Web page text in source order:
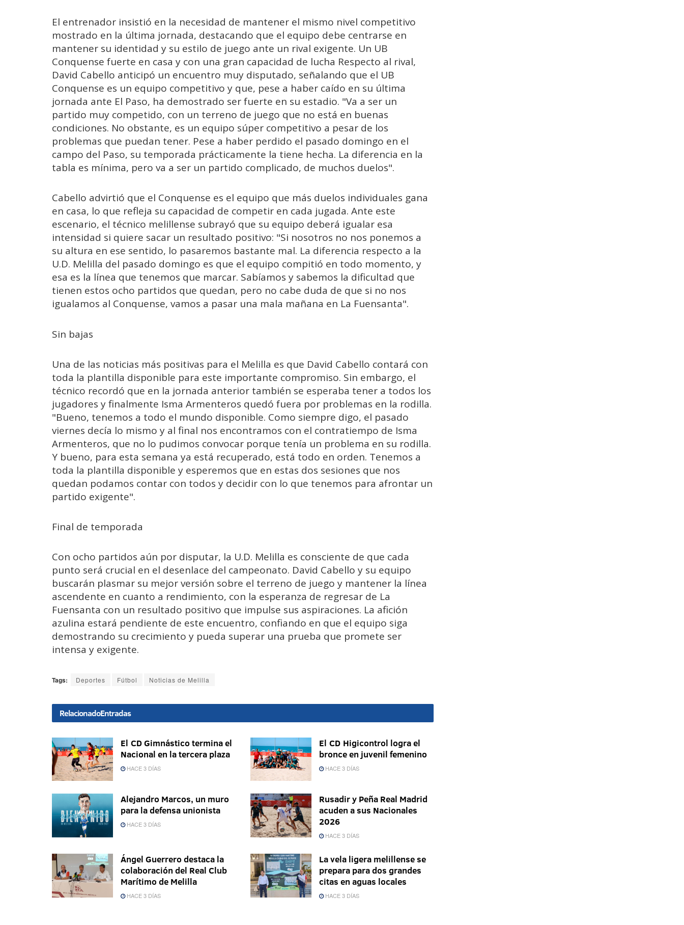
El entrenador insistió en la necesidad de mantener el mismo nivel competitivo
mostrado en la última jornada, destacando que el equipo debe centrarse en
mantener su identidad y su estilo de juego ante un rival exigente. Un UB
Conquense fuerte en casa y con una gran capacidad de lucha Respecto al rival,
David Cabello anticipó un encuentro muy disputado, señalando que el UB
Conquense es un equipo competitivo y que, pese a haber caído en su última
jornada ante El Paso, ha demostrado ser fuerte en su estadio. "Va a ser un
partido muy competido, con un terreno de juego que no está en buenas
condiciones. No obstante, es un equipo súper competitivo a pesar de los
problemas que puedan tener. Pese a haber perdido el pasado domingo en el
campo del Paso, su temporada prácticamente la tiene hecha. La diferencia en la
tabla es mínima, pero va a ser un partido complicado, de muchos duelos".
Cabello advirtió que el Conquense es el equipo que más duelos individuales gana
en casa, lo que refleja su capacidad de competir en cada jugada. Ante este
escenario, el técnico melillense subrayó que su equipo deberá igualar esa
intensidad si quiere sacar un resultado positivo: "Si nosotros no nos ponemos a
su altura en ese sentido, lo pasaremos bastante mal. La diferencia respecto a la
U.D. Melilla del pasado domingo es que el equipo compitió en todo momento, y
esa es la línea que tenemos que marcar. Sabíamos y sabemos la dificultad que
tienen estos ocho partidos que quedan, pero no cabe duda de que si no nos
igualamos al Conquense, vamos a pasar una mala mañana en La Fuensanta".
Sin bajas
Una de las noticias más positivas para el Melilla es que David Cabello contará con
toda la plantilla disponible para este importante compromiso. Sin embargo, el
técnico recordó que en la jornada anterior también se esperaba tener a todos los
jugadores y finalmente Isma Armenteros quedó fuera por problemas en la rodilla.
"Bueno, tenemos a todo el mundo disponible. Como siempre digo, el pasado
viernes decía lo mismo y al final nos encontramos con el contratiempo de Isma
Armenteros, que no lo pudimos convocar porque tenía un problema en su rodilla.
Y bueno, para esta semana ya está recuperado, está todo en orden. Tenemos a
toda la plantilla disponible y esperemos que en estas dos sesiones que nos
quedan podamos contar con todos y decidir con lo que tenemos para afrontar un
partido exigente".
Final de temporada
Con ocho partidos aún por disputar, la U.D. Melilla es consciente de que cada
punto será crucial en el desenlace del campeonato. David Cabello y su equipo
buscarán plasmar su mejor versión sobre el terreno de juego y mantener la línea
ascendente en cuanto a rendimiento, con la esperanza de regresar de La
Fuensanta con un resultado positivo que impulse sus aspiraciones. La afición
azulina estará pendiente de este encuentro, confiando en que el equipo siga
demostrando su crecimiento y pueda superar una prueba que promete ser
intensa y exigente.
Tags: Deportes Fútbol Noticias de Melilla
RelacionadoEntradas
El CD Gimnástico termina el
Nacional en la tercera plaza
HACE 3 DÍAS
El CD Higicontrol logra el
bronce en juvenil femenino
HACE 3 DÍAS
Alejandro Marcos, un muro
para la defensa unionista
HACE 3 DÍAS
Rusadir y Peña Real Madrid
acuden a sus Nacionales
2026
HACE 3 DÍAS
Ángel Guerrero destaca la
colaboración del Real Club
Marítimo de Melilla
HACE 3 DÍAS
La vela ligera melillense se
prepara para dos grandes
citas en aguas locales
HACE 3 DÍAS